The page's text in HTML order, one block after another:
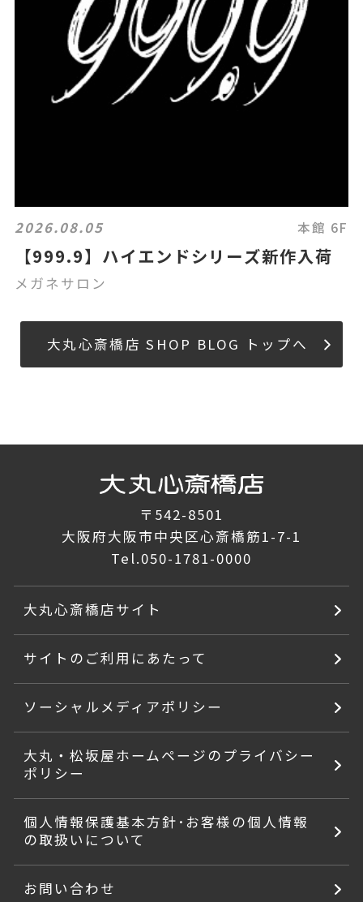
2026.08.05 本館 6F
【999.9】ハイエンドシリーズ新作入荷
メガネサロン
大丸心斎橋店 SHOP BLOG トップへ
〒542-8501
大阪府大阪市中央区心斎橋筋1-7-1
Tel.050-1781-0000
大丸心斎橋店サイト
サイトのご利用にあたって
ソーシャルメディアポリシー
大丸・松坂屋ホームページのプライバシー
ポリシー
個人情報保護基本方針･お客様の個人情報
の取扱いについて
お問い合わせ